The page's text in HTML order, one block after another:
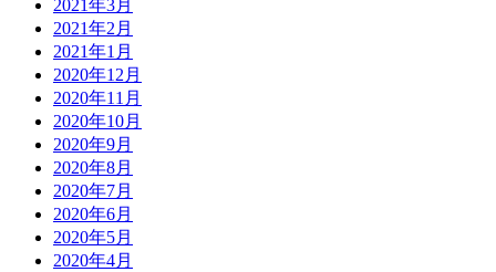
2021年3月
2021年2月
2021年1月
2020年12月
2020年11月
2020年10月
2020年9月
2020年8月
2020年7月
2020年6月
2020年5月
2020年4月